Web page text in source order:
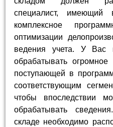
специалист, имеющий
комплексное
оптимизации
ведения учета. У Вас
обрабатывать
поступающей в
соответствующим
чтобы впоследствии
обрабатывать
складе необходимо